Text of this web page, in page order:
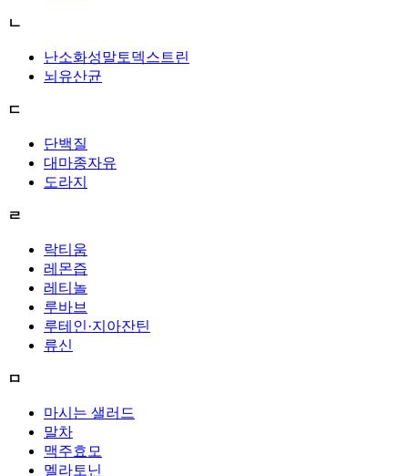
ㄴ
난소화성말토덱스트린
뇌유산균
ㄷ
단백질
대마종자유
도라지
ㄹ
락티움
레몬즙
레티놀
루바브
루테인·지아잔틴
류신
ㅁ
마시는 샐러드
말차
맥주효모
멜라토닌